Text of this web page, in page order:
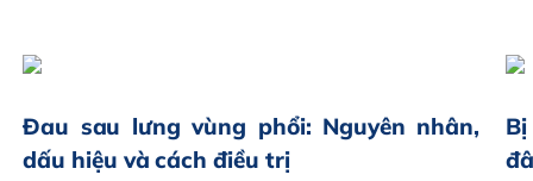
Đau sau lưng vùng phổi: Nguyên nhân,
dấu hiệu và cách điều trị